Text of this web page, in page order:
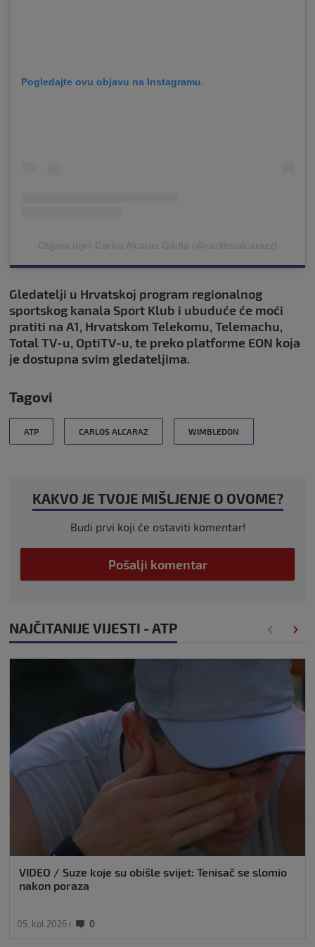
Pogledajte ovu objavu na Instagramu.
Objavu dijeli Carlos Alcaraz Garfia (@carlitosalcarazz)
Gledatelji u Hrvatskoj program regionalnog
sportskog kanala Sport Klub i ubuduće će moći
pratiti na A1, Hrvatskom Telekomu, Telemachu,
Total TV-u, OptiTV-u, te preko platforme EON koja
je dostupna svim gledateljima.
Tagovi
ATP CARLOS ALCARAZ WIMBLEDON
KAKVO JE TVOJE MIŠLJENJE O OVOME?
Budi prvi koji će ostaviti komentar!
Pošalji komentar
NAJČITANIJE VIJESTI - ATP
VIDEO / Suze koje su obišle svijet: Tenisač se slomio
nakon poraza
05. kol 2026 0